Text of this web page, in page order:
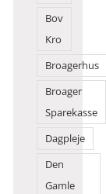
Bov
Kro
Broagerhus
Broager
Sparekasse
Dagpleje
Den
Gamle